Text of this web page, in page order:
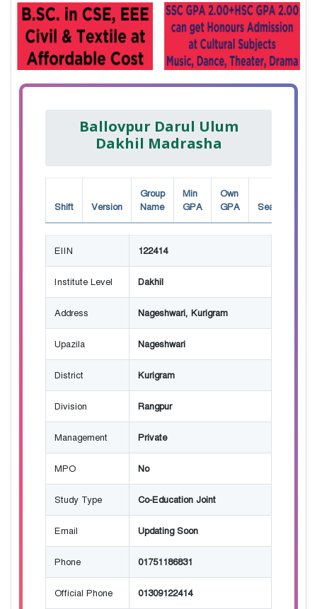
Ballovpur Darul Ulum
Dakhil Madrasha
Shift Version
Group
Name
Min
GPA
Own
GPA
Seat
EIIN 122414
Institute Level Dakhil
Address Nageshwari, Kurigram
Upazila Nageshwari
District Kurigram
Division Rangpur
Management Private
MPO No
Study Type Co-Education Joint
Email Updating Soon
Phone 01751186831
Official Phone 01309122414